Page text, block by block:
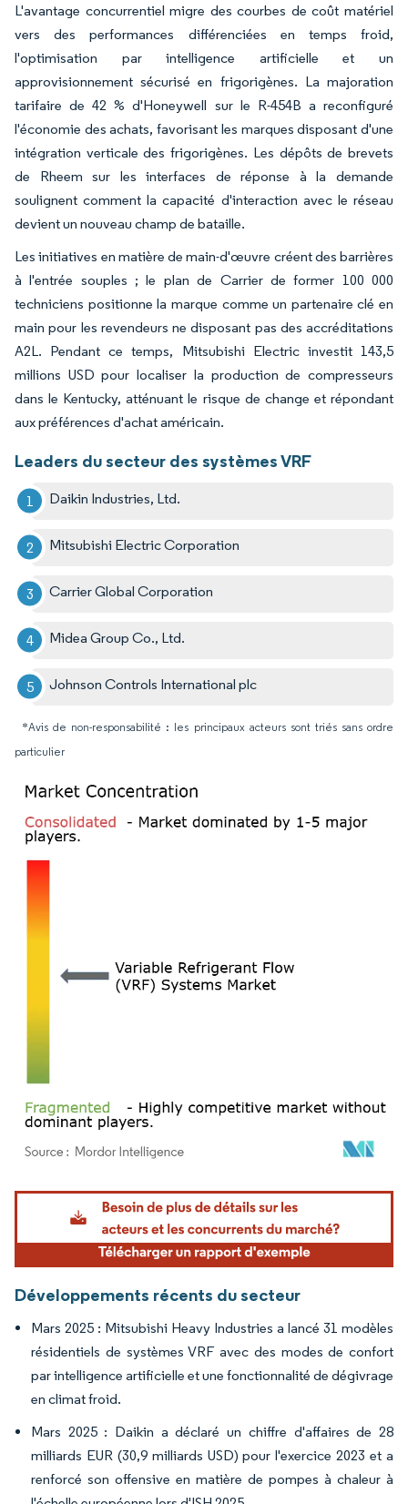
L'avantage concurrentiel migre des courbes de coût matériel
vers des performances différenciées en temps froid,
l'optimisation par intelligence artificielle et un
approvisionnement sécurisé en frigorigènes. La majoration
tarifaire de 42 % d'Honeywell sur le R-454B a reconfiguré
l'économie des achats, favorisant les marques disposant d'une
intégration verticale des frigorigènes. Les dépôts de brevets
de Rheem sur les interfaces de réponse à la demande
soulignent comment la capacité d'interaction avec le réseau
devient un nouveau champ de bataille.
Les initiatives en matière de main-d'œuvre créent des barrières
à l'entrée souples ; le plan de Carrier de former 100 000
techniciens positionne la marque comme un partenaire clé en
main pour les revendeurs ne disposant pas des accréditations
A2L. Pendant ce temps, Mitsubishi Electric investit 143,5
millions USD pour localiser la production de compresseurs
dans le Kentucky, atténuant le risque de change et répondant
aux préférences d'achat américain.
Leaders du secteur des systèmes VRF
Daikin Industries, Ltd.
Mitsubishi Electric Corporation
Carrier Global Corporation
Midea Group Co., Ltd.
Johnson Controls International plc
*Avis de non-responsabilité : les principaux acteurs sont triés sans ordre
particulier
Image © Mordor Intelligence. La réutilisation nécessite une attribution sous CC BY
Développements récents du secteur
Mars 2025 : Mitsubishi Heavy Industries a lancé 31 modèles
résidentiels de systèmes VRF avec des modes de confort
par intelligence artificielle et une fonctionnalité de dégivrage
en climat froid.
Mars 2025 : Daikin a déclaré un chiffre d'affaires de 28
milliards EUR (30,9 milliards USD) pour l'exercice 2023 et a
renforcé son offensive en matière de pompes à chaleur à